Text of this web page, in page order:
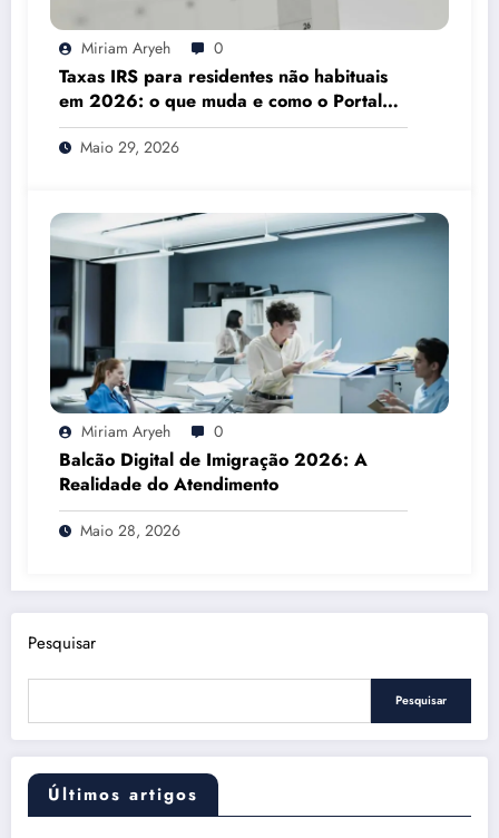
Miriam Aryeh 0
Taxas IRS para residentes não habituais
em 2026: o que muda e como o Portal
das Finanças pode ajudar
Maio 29, 2026
Miriam Aryeh 0
Balcão Digital de Imigração 2026: A
Realidade do Atendimento
Maio 28, 2026
Pesquisar
Pesquisar
Últimos artigos